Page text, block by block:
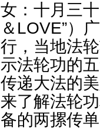
女：十月三
＆LOVE”）
行，当地法
示法轮功的
传递大法的
来了解法轮
备的两摞传